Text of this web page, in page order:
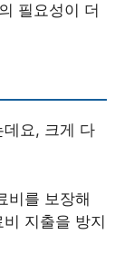
필요성이 더
데요, 크게 다
비를 보장해
지출을 방지